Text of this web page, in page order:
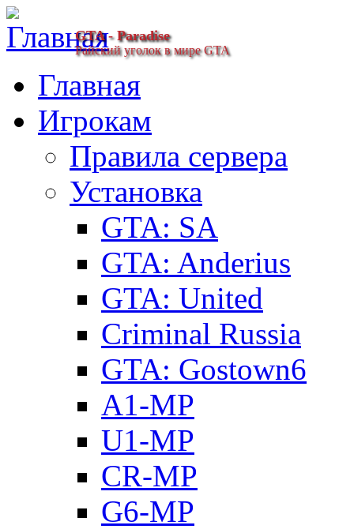
GTA - Paradise
Райский уголок в мире GTA
Главная
Игрокам
Правила сервера
Установка
GTA: SA
GTA: Anderius
GTA: United
Criminal Russia
GTA: Gostown6
A1-MP
U1-MP
CR-MP
G6-MP